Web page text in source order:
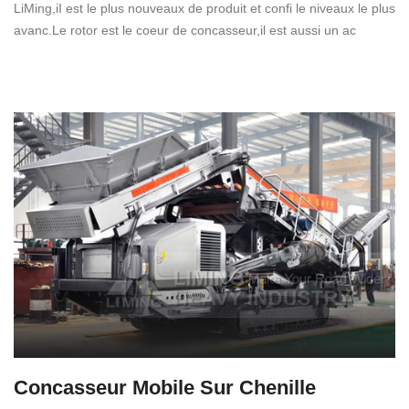
LiMing,iI est le plus nouveaux de produit et confi le niveaux le plus
avanc.Le rotor est le coeur de concasseur,il est aussi un ac
Concasseur Mobile Sur Chenille